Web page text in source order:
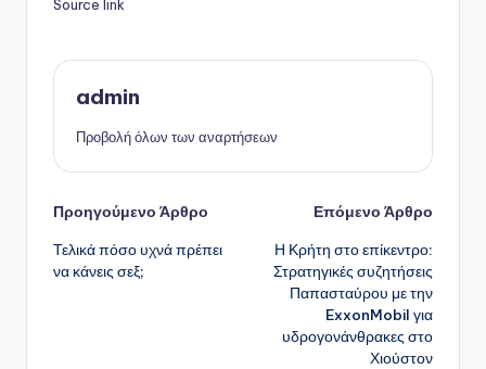
Source link
admin
Προβολή όλων των αναρτήσεων
Πλοήγηση
δημοσιεύσεων
Προηγούμενο Άρθρο
Τελικά πόσο υχνά πρέπει
να κάνεις σεξ;
Επόμενο Άρθρο
Η Κρήτη στο επίκεντρο:
Στρατηγικές συζητήσεις
Παπασταύρου με την
ExxonMobil για
υδρογονάνθρακες στο
Χιούστον